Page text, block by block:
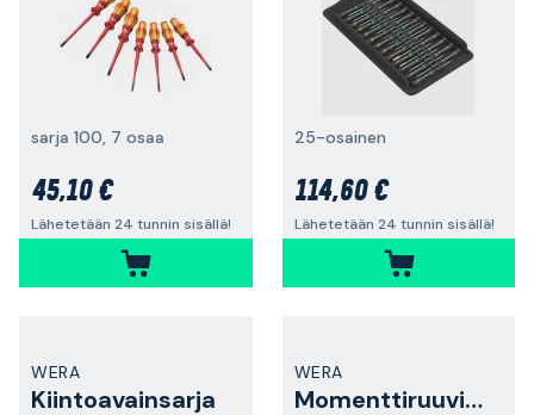
sarja 100, 7 osaa
45,10 €
Lähetetään 24 tunnin sisällä!
25-osainen
114,60 €
Lähetetään 24 tunnin sisällä!
WERA
Kiintoavainsarja
WERA
Momenttiruuvitaltta